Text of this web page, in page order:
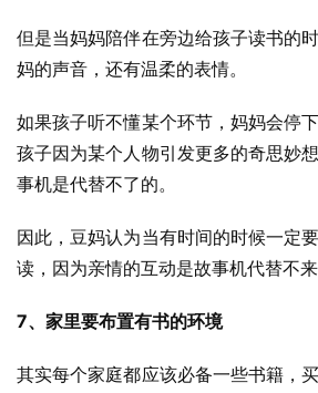
但是当妈妈陪伴在旁边给孩子读书的
妈的声音，还有温柔的表情。
如果孩子听不懂某个环节，妈妈会停
孩子因为某个人物引发更多的奇思妙
事机是代替不了的。
因此，豆妈认为当有时间的时候一定
读，因为亲情的互动是故事机代替不来
7、家里要布置有书的环境
其实每个家庭都应该必备一些书籍，